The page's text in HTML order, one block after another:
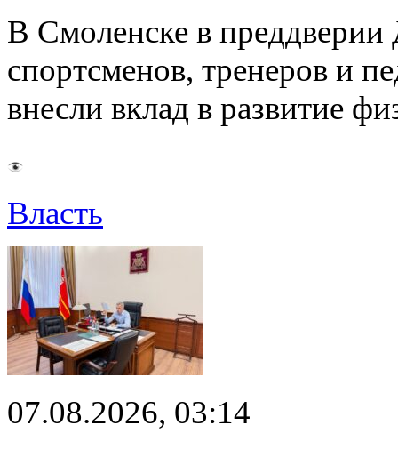
В Смоленске в преддверии
спортсменов, тренеров и
внесли вклад в развитие
Власть
07.08.2026, 03:14